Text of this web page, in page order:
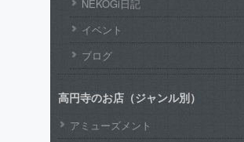
NEKOGi日記
イベント
ブログ
高円寺のお店（ジャンル別）
アミューズメント